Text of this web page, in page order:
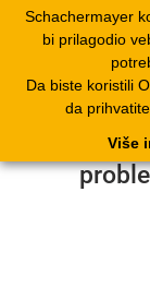
Schachermayer
bi prilagodio
Da biste koristili
da
Više
navigation
Naš